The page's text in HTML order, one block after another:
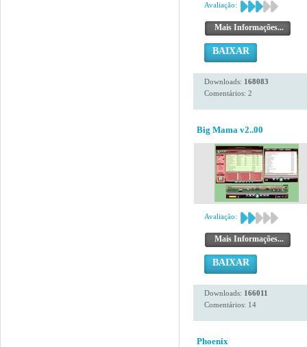
Avaliação:
Mais Informações...
BAIXAR
Downloads: 168083
Comentários: 2
Big Mama v2..00
Avaliação:
Mais Informações...
BAIXAR
Downloads: 166011
Comentários: 14
Phoenix